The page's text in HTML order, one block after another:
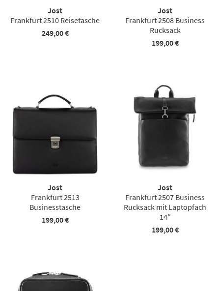
Jost
Frankfurt 2510 Reisetasche
249,00 €
Jost
Frankfurt 2508 Business
Rucksack
199,00 €
Jost
Frankfurt 2513
Businesstasche
199,00 €
Jost
Frankfurt 2507 Business
Rucksack mit Laptopfach
14″
199,00 €